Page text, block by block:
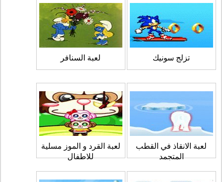
تزلج سونيك لعبة السنافر
لعبة الانقاذ في القطب
المتجمد
لعبة القرد و الموز مسلية
للاطفال